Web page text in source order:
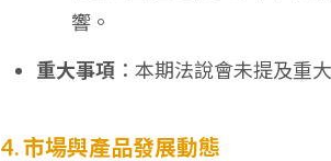
響。
重大事項 ：本期法說會未提及重
4. 市場與產品發展動態